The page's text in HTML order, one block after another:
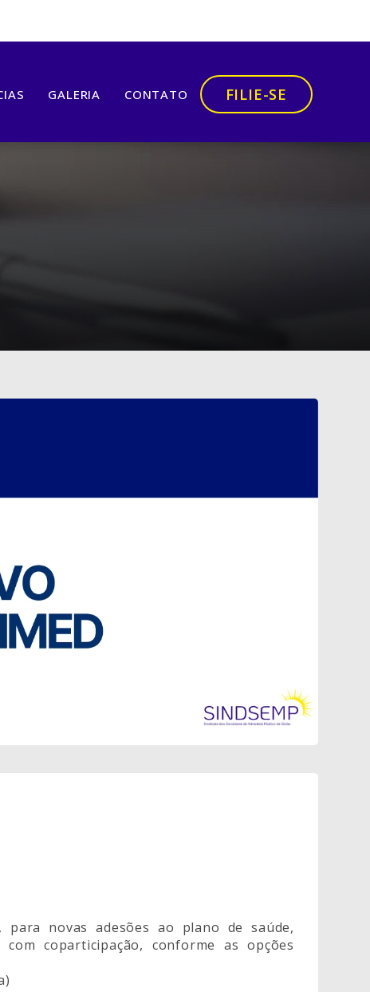
GALERIA CONTATO FILIE-SE
para novas adesões ao plano de saúde,
coparticipação, conforme as opções